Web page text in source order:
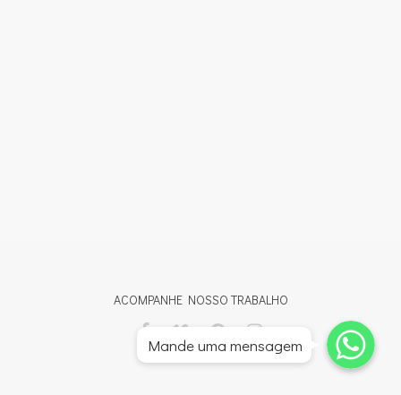
ACOMPANHE NOSSO TRABALHO
Whatsapp
Whatsapp
Whatsapp
Mande uma mensagem